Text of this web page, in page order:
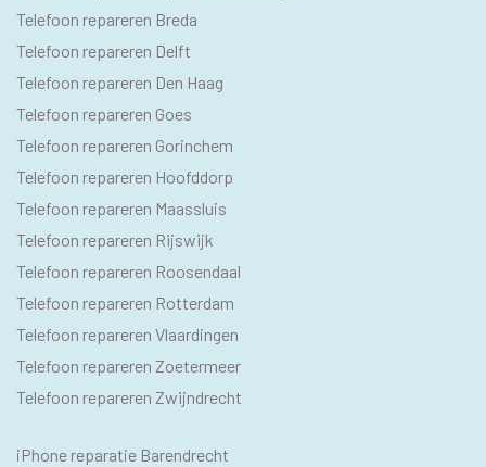
PAGINA'S
Telefoon repareren Breda
Telefoon repareren Delft
Telefoon repareren Den Haag
Telefoon repareren Goes
Telefoon repareren Gorinchem
Telefoon repareren Hoofddorp
Telefoon repareren Maassluis
Telefoon repareren Rijswijk
Telefoon repareren Roosendaal
Telefoon repareren Rotterdam
Telefoon repareren Vlaardingen
Telefoon repareren Zoetermeer
Telefoon repareren Zwijndrecht
IPHONE
iPhone reparatie Barendrecht